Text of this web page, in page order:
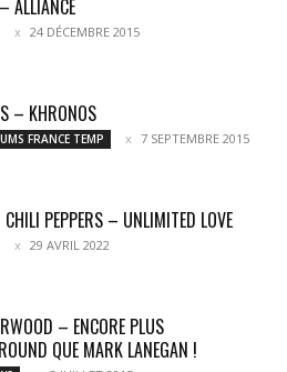
ALLIANCE
24 DÉCEMBRE 2015
– KHRONOS
FRANCE TEMP 7 SEPTEMBRE 2015
CHILI PEPPERS – UNLIMITED LOVE
29 AVRIL 2022
– ENCORE PLUS
QUE MARK LANEGAN !